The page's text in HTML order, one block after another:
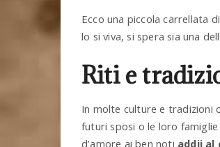
Ecco una piccola carrellata
lo si viva, si spera sia una
Riti e
In molte culture e tradizioni
futuri sposi o le loro
d’amore ai ben noti addii al